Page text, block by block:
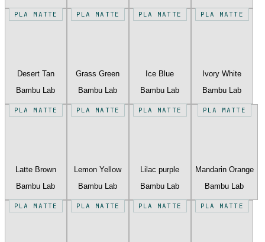
PLA MATTE
Desert Tan
Bambu Lab
PLA MATTE
Grass Green
Bambu Lab
PLA MATTE
Ice Blue
Bambu Lab
PLA MATTE
Ivory White
Bambu Lab
PLA MATTE
Latte Brown
Bambu Lab
PLA MATTE
Lemon Yellow
Bambu Lab
PLA MATTE
Lilac purple
Bambu Lab
PLA MATTE
Mandarin Orange
Bambu Lab
PLA MATTE PLA MATTE PLA MATTE PLA MATTE